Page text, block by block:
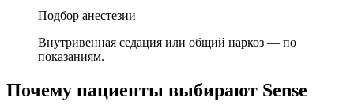
Подбор анестезии
Внутривенная седация или общий наркоз — по
показаниям.
Почему пациенты выбирают Sense